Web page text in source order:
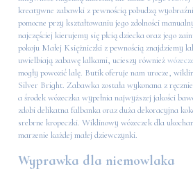
kreatywne zabawki z pewnością pobudzą
pomocne przy kształtowaniu jego zdolności
najczęściej kierujemy się płcią dziecka oraz jego
pokoju Małej Księżniczki z pewnością znajdziemy
uwielbiają zabawę lalkami, ucieszy również
mogły powozić lalę. Butik oferuje nam urocze,
Silver Bright. Zabawka została wykonana z
a środek wózeczka wypełnia najwyższej jakości
zdobi delikatna falbanka oraz duża dekoracyjna
srebrne kropeczki. Wiklinowy wózeczek dla
marzenie każdej małej dziewczynki.
Wyprawka dla niemowlaka